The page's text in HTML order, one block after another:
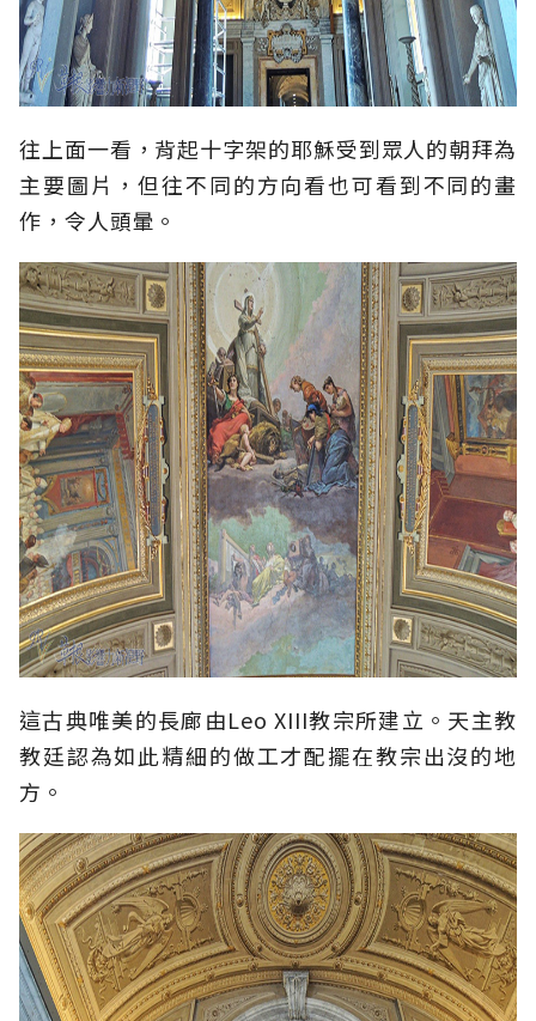
往上面一看，背起十字架的耶穌受到眾人的朝拜為
主要圖片，但往不同的方向看也可看到不同的畫
作，令人頭暈。
這古典唯美的長廊由Leo XIII教宗所建立。天主教
教廷認為如此精細的做工才配擺在教宗出沒的地
方。